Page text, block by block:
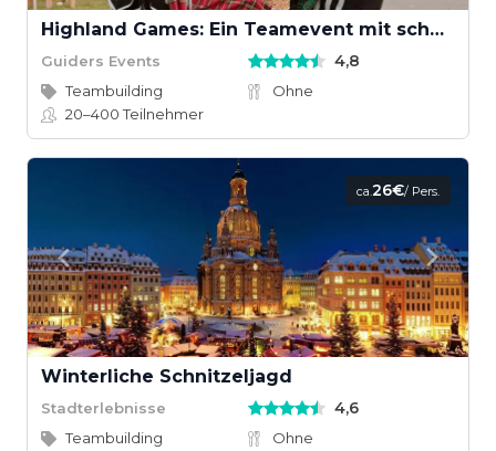
Highland Games: Ein Teamevent mit schottischem Wettkampfgeist
Guiders Events 4,8
Teambuilding
Ohne
20–400Teilnehmer
ca.26€/ Pers.
Winterliche Schnitzeljagd
Stadterlebnisse 4,6
Teambuilding
Ohne